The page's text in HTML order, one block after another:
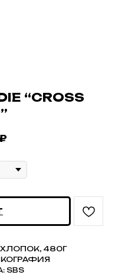
“CROSS
ХЛОПОК, 480Г
SBS